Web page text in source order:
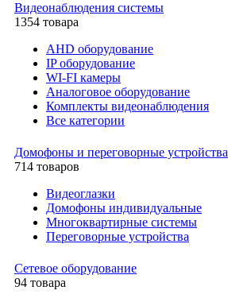
Видеонаблюдения cистемы
1354 товара
AHD оборудование
IP оборудование
WI-FI камеры
Аналоговое оборудование
Комплекты видеонаблюдения
Все категории
Домофоны и переговорные устройства
714 товаров
Видеоглазки
Домофоны индивидуальные
Многоквартирные системы
Переговорные устройства
Сетевое оборудование
94 товара